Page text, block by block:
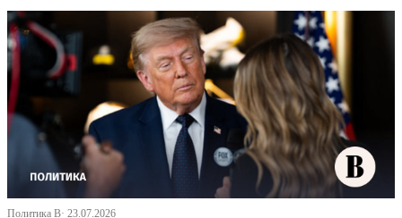
Политика В· 23.07.2026